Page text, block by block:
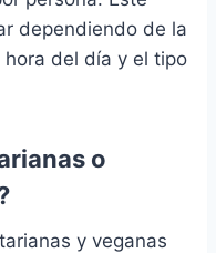
dependiendo de la
del día y el tipo
o
y veganas